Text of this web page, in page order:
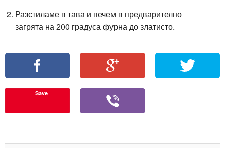
Разстиламе в тава и печем в предварително
загрята на 200 градуса фурна до златисто.
Save